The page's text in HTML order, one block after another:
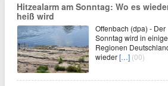
Hitzealarm am Sonntag: Wo es
heiß wird
Offenbach (dpa) - Der
Sonntag wird in
Regionen
wieder[…] (00)